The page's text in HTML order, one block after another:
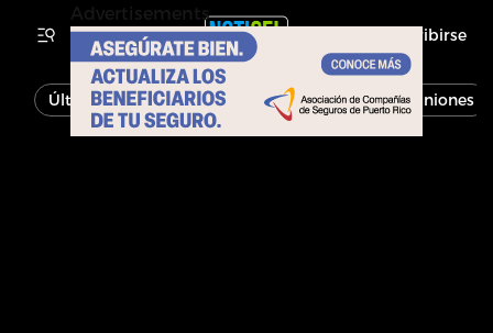
Inscribirse
Última Hora Noticias Economía Opiniones
Advertisements